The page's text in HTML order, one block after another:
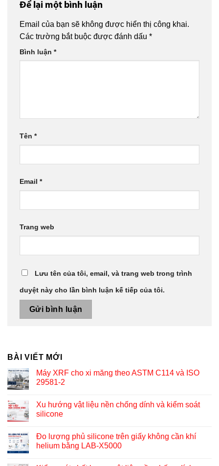
Để lại một bình luận
Email của bạn sẽ không được hiển thị công khai.
Các trường bắt buộc được đánh dấu *
Bình luận *
Tên *
Email *
Trang web
Lưu tên của tôi, email, và trang web trong trình
duyệt này cho lần bình luận kế tiếp của tôi.
BÀI VIẾT MỚI
Máy XRF cho xi măng theo ASTM C114 và ISO
29581-2
Xu hướng vật liệu nền chống dính và kiểm soát
silicone
Đo lượng phủ silicone trên giấy không cần khí
helium bằng LAB-X5000